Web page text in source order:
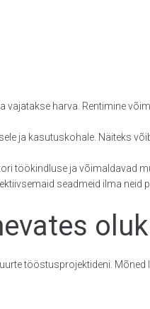
vajatakse harva. Rentimine
ja kasutuskohale. Näiteks
töökindluse ja võimaldavad
seadmeid ilma neid
tööstusprojektideni. Mõned